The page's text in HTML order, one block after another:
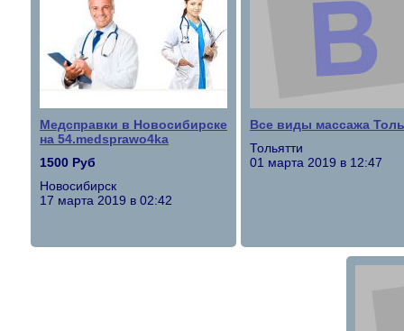
Медсправки в Новосибирске
на 54.medsprawo4ka
1500 Руб
Новосибирск
17 марта 2019 в 02:42
Все виды массажа
Тольятти
01 марта 2019 в 12:47